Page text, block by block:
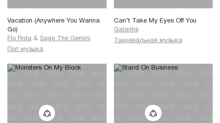
Vacation (Anywhere You Wanna
Go)
Flo Rida & Sage The Gemini
Поп музыка
Can’t Take My Eyes Off You
Galantis
Танцевальная музыка